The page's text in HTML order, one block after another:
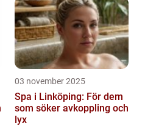
03 november 2025
Spa i Linköping: För dem
som söker avkoppling och
lyx